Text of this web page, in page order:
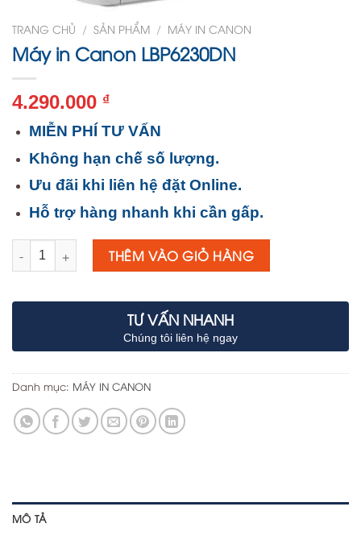
TRANG CHỦ / SẢN PHẨM / MÁY IN CANON
Máy in Canon LBP6230DN
4.290.000 ₫
MIỄN PHÍ TƯ VẤN
Không hạn chế số lượng.
Ưu đãi khi liên hệ đặt Online.
Hỗ trợ hàng nhanh khi cần gấp.
Số lượng THÊM VÀO GIỎ HÀNG
TƯ VẤN NHANH
Chúng tôi liên hệ ngay
Danh mục: MÁY IN CANON
MÔ TẢ